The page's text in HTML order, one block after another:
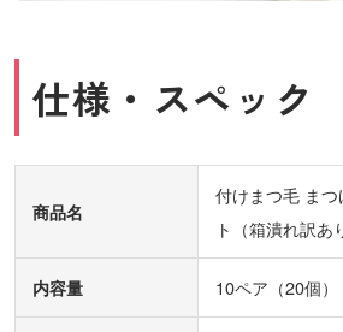
仕様・スペック
商品名
付けまつ毛 ま
ト（箱潰れ訳あ
内容量 10ペア（20個）